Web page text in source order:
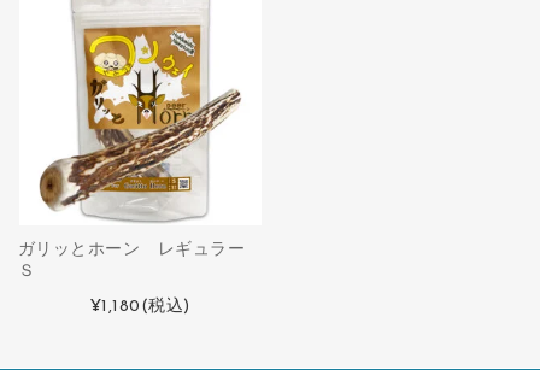
ガリッとホーン レギュラー
Ｓ
¥1,180 (税込)